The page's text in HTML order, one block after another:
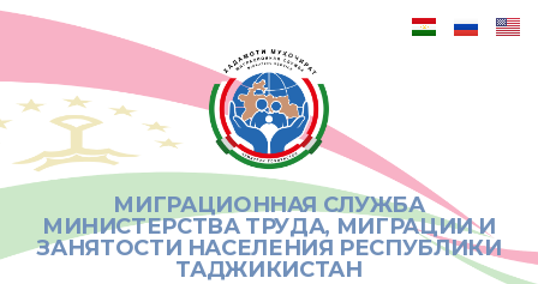
МИГРАЦИОННАЯ СЛУЖБА
МИНИСТЕРСТВА ТРУДА, МИГРАЦИИ И
ЗАНЯТОСТИ НАСЕЛЕНИЯ РЕСПУБЛИКИ
ТАДЖИКИСТАН